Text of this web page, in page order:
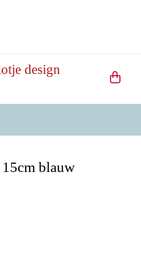
design
blauw